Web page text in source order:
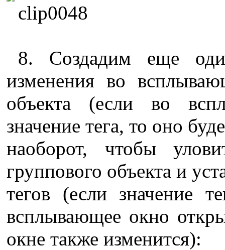
8. Создадим еще
изменения во
объекта (если во
значение тега, то оно
наоборот, чтобы
группового объекта и
тегов (если значение
всплывающее окно
окне также изменится):